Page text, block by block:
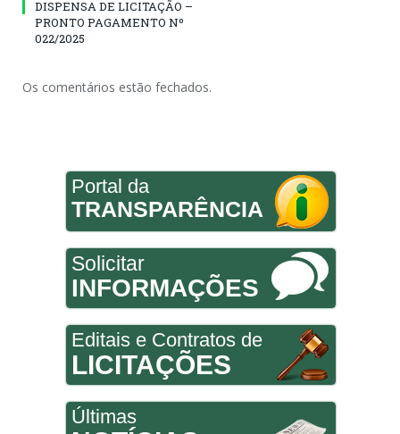
DISPENSA DE LICITAÇÃO –
PRONTO PAGAMENTO Nº
022/2025
Os comentários estão fechados.
Portal da
TRANSPARÊNCIA
Solicitar
INFORMAÇÕES
Editais e Contratos de
LICITAÇÕES
Últimas